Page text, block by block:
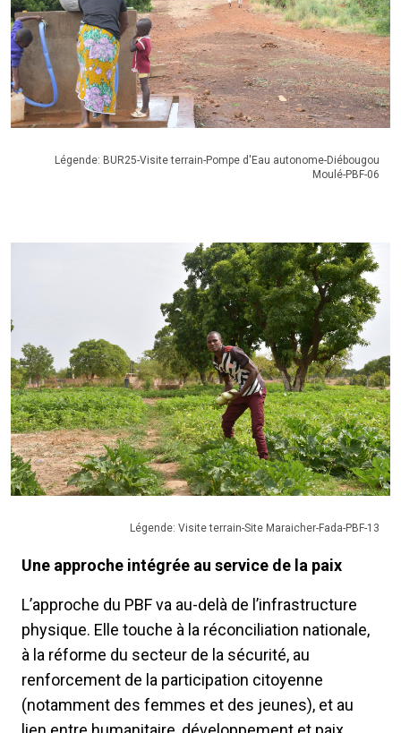
Légende: BUR25-Visite terrain-Pompe d'Eau autonome-Diébougou
Moulé-PBF-06
Légende: Visite terrain-Site Maraicher-Fada-PBF-13
Une approche intégrée au service de la paix
L’approche du PBF va au-delà de l’infrastructure
physique. Elle touche à la réconciliation nationale,
à la réforme du secteur de la sécurité, au
renforcement de la participation citoyenne
(notamment des femmes et des jeunes), et au